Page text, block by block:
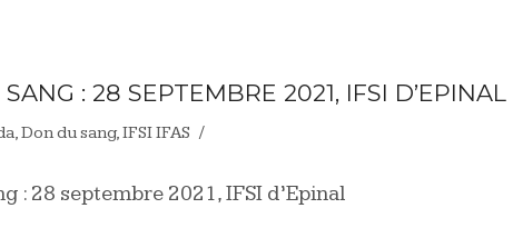
: 28 SEPTEMBRE 2021, IFSI D’EPINAL
,Don du sang,IFSI IFAS /
: 28 septembre 2021, IFSI d’Epinal